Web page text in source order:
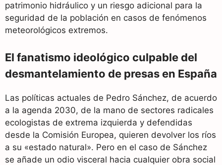
patrimonio hidráulico y un riesgo adicional para la
seguridad de la población en casos de fenómenos
meteorológicos extremos.
El fanatismo ideológico culpable del
desmantelamiento de presas en España
Las políticas actuales de Pedro Sánchez, de acuerdo
a la agenda 2030, de la mano de sectores radicales
ecologistas de extrema izquierda y defendidas
desde la Comisión Europea, quieren devolver los ríos
a su «estado natural». Pero en el caso de Sánchez
se añade un odio visceral hacia cualquier obra social